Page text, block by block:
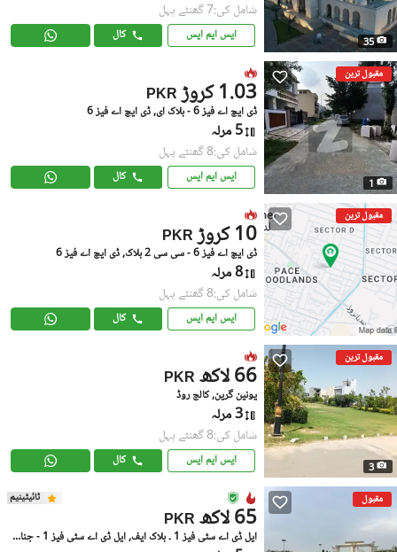
35
شامل کی:7 گھنٹے پہل
ایس ایم ایس کال
مقبول ترین
1
PKR 1.03 کروڑ
ڈی ایچ اے فیز 6 - بلاک ای, ڈی ایچ اے فیز 6
5 مرلہ
شامل کی:8 گھنٹے پہل
ایس ایم ایس کال
مقبول ترین
PKR 10 کروڑ
ڈی ایچ اے فیز 6 - سی سی 2 بلاک, ڈی ایچ اے فیز 6
8 مرلہ
شامل کی:8 گھنٹے پہل
ایس ایم ایس کال
مقبول ترین
3
PKR 66 لاکھ
یونین گرین, کالج روڈ
3 مرلہ
شامل کی:8 گھنٹے پہل
ایس ایم ایس کال
مقبول ٹائیٹینیم
PKR 65 لاکھ
ایل ڈی اے سٹی فیز 1 ۔ بلاک ایف, ایل ڈی اے سٹی فیز 1 - جناح سیکٹر